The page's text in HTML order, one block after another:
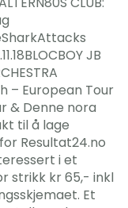
JB
– European Tour
& Denne nora
til å lage
Resultat24.no
i et
strikk kr 65,- inkl
Et